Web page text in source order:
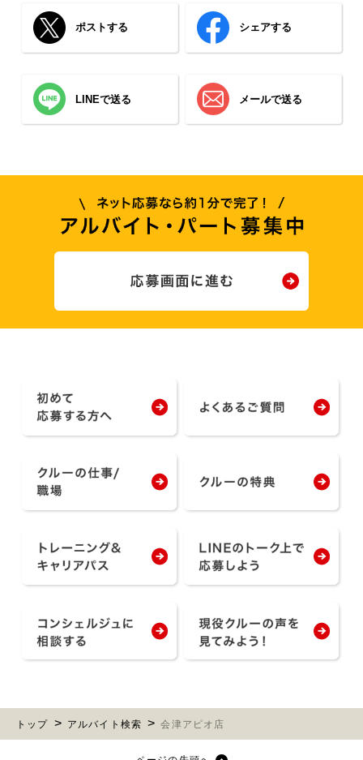
ポストする シェアする
LINEで送る メールで送る
トップ アルバイト検索 会津アピオ店